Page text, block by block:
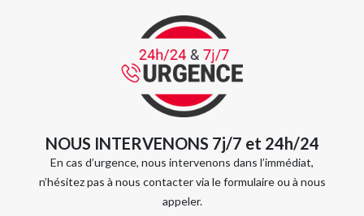
NOUS INTERVENONS 7j/7 et 24h/24
En cas d’urgence, nous intervenons dans l’immédiat,
n’hésitez pas à nous contacter via le formulaire ou à nous
appeler.